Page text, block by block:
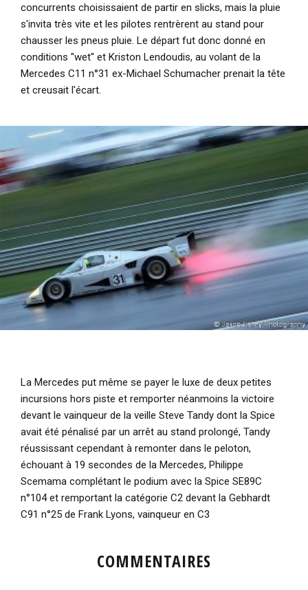
concurrents choisissaient de partir en slicks, mais la pluie
s'invita très vite et les pilotes rentrèrent au stand pour
chausser les pneus pluie. Le départ fut donc donné en
conditions ''wet'' et Kriston Lendoudis, au volant de la
Mercedes C11 n°31 ex-Michael Schumacher prenait la tête
et creusait l'écart.
La Mercedes put même se payer le luxe de deux petites
incursions hors piste et remporter néanmoins la victoire
devant le vainqueur de la veille Steve Tandy dont la Spice
avait été pénalisé par un arrêt au stand prolongé, Tandy
réussissant cependant à remonter dans le peloton,
échouant à 19 secondes de la Mercedes, Philippe
Scemama complétant le podium avec la Spice SE89C
n°104 et remportant la catégorie C2 devant la Gebhardt
C91 n°25 de Frank Lyons, vainqueur en C3
COMMENTAIRES